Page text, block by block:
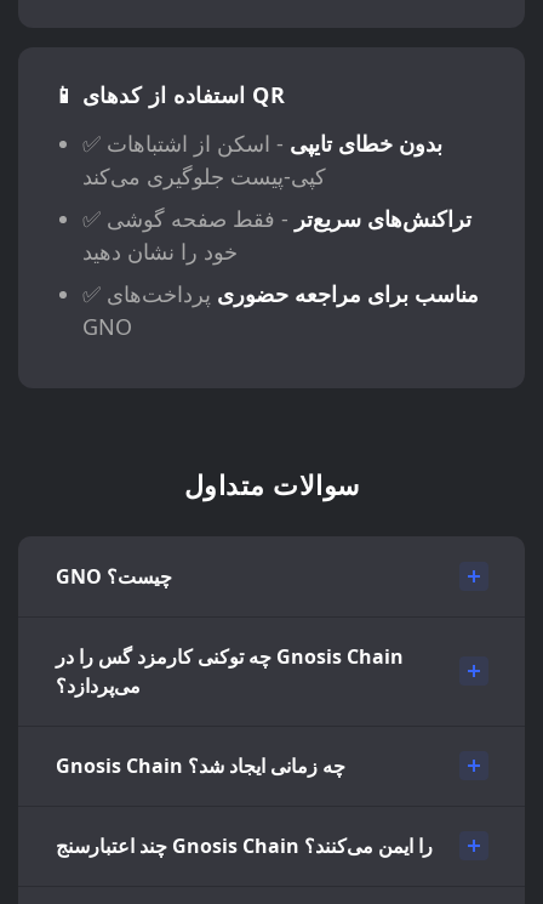
📱 استفاده از کدهای QR
✅
بدون خطای تایپی - اسکن از اشتباهات
کپی-پیست جلوگیری می‌کند
✅
تراکنش‌های سریع‌تر - فقط صفحه گوشی
خود را نشان دهید
✅
مناسب برای مراجعه حضوری پرداخت‌های
GNO
سوالات متداول
GNO چیست؟
چه توکنی کارمزد گس را در Gnosis Chain
می‌پردازد؟
Gnosis Chain چه زمانی ایجاد شد؟
چند اعتبارسنج Gnosis Chain را ایمن می‌کنند؟